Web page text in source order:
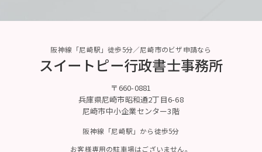
阪神線「尼崎駅」徒歩5分／尼崎市のビザ申請なら
スイートピー行政書士事務所
〒660-0881
兵庫県尼崎市昭和通2丁目6-68
尼崎市中小企業センター3階
阪神線「尼崎駅」から徒歩5分
お客様専用の駐車場はございません。